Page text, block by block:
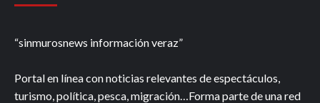
“sinmurosnews información veraz”
Portal en línea con noticias relevantes de espectáculos,
turismo, política, pesca, migración…Forma parte de una red